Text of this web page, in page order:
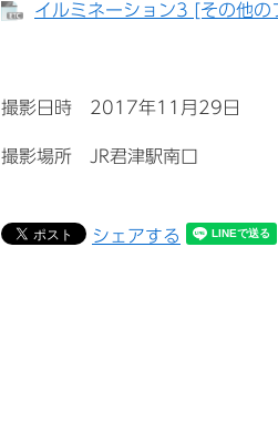
イルミネーション3 [その他
撮影日時 2017年11月29日
撮影場所 JR君津駅南口
シェアする